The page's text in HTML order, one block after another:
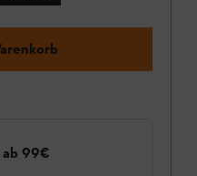
ab 99€